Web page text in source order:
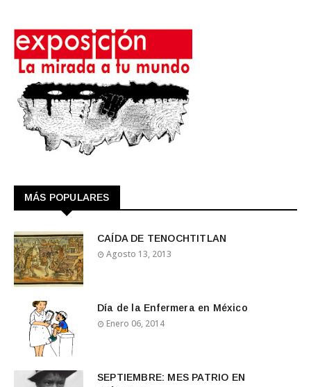
MÁS POPULARES
CAÍDA DE TENOCHTITLAN
Agosto 13, 2013
Día de la Enfermera en México
Enero 06, 2014
SEPTIEMBRE: MES PATRIO EN